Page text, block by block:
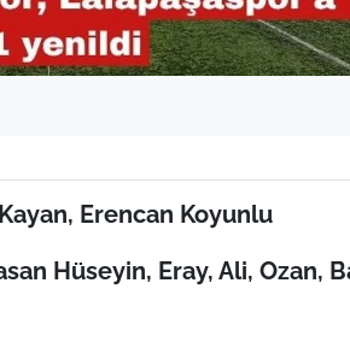
Erencan Koyunlu
Hüseyin, Eray, Ali, Ozan,